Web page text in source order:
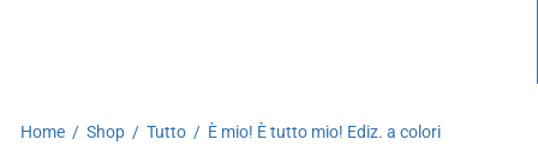
Home / Shop / Tutto / È mio! È tutto mio! Ediz. a colori